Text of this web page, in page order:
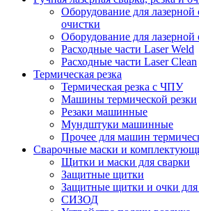
Оборудование для лазерной
очистки
Оборудование для лазерной
Расходные части Laser Weld
Расходные части Laser Clean
Термическая резка
Термическая резка с ЧПУ
Машины термической резки
Резаки машинные
Мундштуки машинные
Прочее для машин
Сварочные маски и
Щитки и маски для сварки
Защитные щитки
Защитные щитки и очки для
СИЗОД